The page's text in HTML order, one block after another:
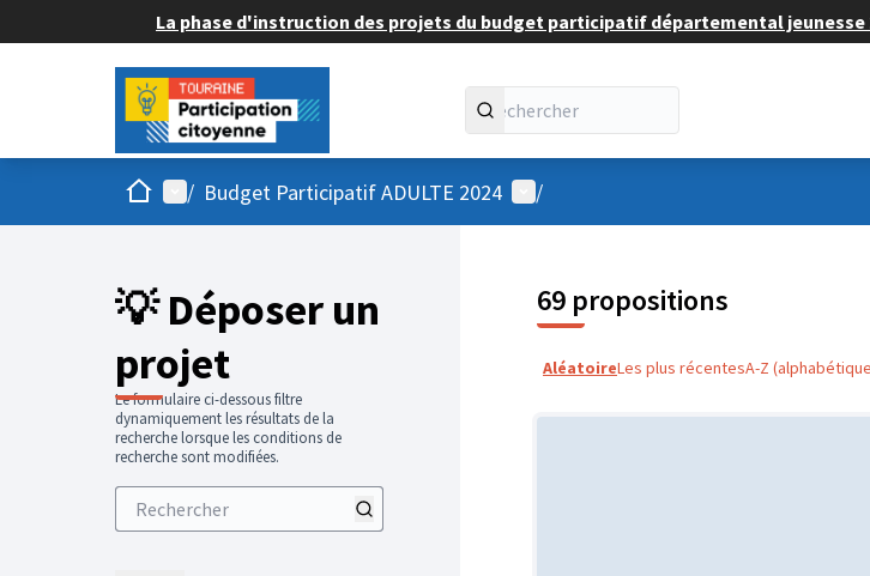
La phase d'instruction des projets du budget participatif départemental jeunesse
AccueilMenu principal
/ Budget Participatif ADULTE 2024 Menu utilisateur
/
💡 Déposer un
projet
Le formulaire ci-dessous filtre
dynamiquement les résultats de la
recherche lorsque les conditions de
recherche sont modifiées.
69 propositions
AléatoireLes plus récentesA-Z